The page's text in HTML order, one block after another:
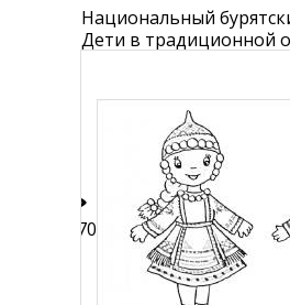
Национальный
Дети в традиционной
вышивкой и головным
ушками, оба с
поясами и обувью
170